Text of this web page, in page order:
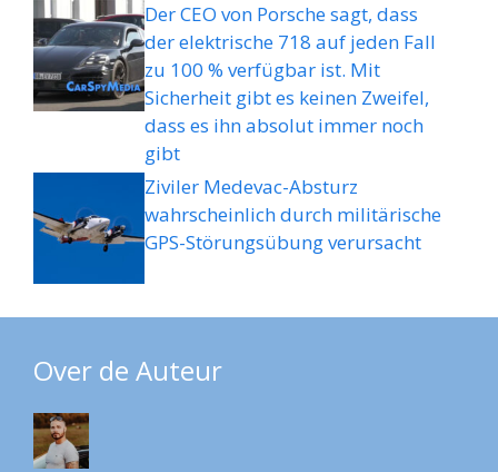
Der CEO von Porsche sagt, dass
der elektrische 718 auf jeden Fall
zu 100 % verfügbar ist. Mit
Sicherheit gibt es keinen Zweifel,
dass es ihn absolut immer noch
gibt
Ziviler Medevac-Absturz
wahrscheinlich durch militärische
GPS-Störungsübung verursacht
Over de Auteur